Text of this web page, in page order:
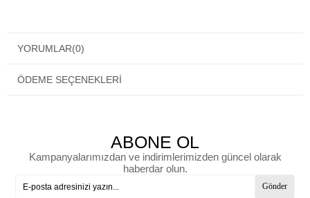
YORUMLAR(0)
ÖDEME SEÇENEKLERI
ABONE OL
Kampanyalarımızdan ve indirimlerimizden güncel olarak
haberdar olun.
Gönder